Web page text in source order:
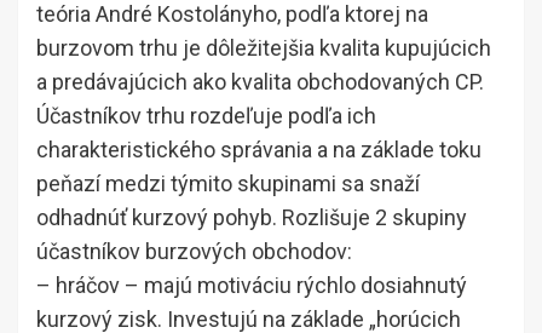
teória André Kostolányho, podľa ktorej na
burzovom trhu je dôležitejšia kvalita kupujúcich
a predávajúcich ako kvalita obchodovaných CP.
Účastníkov trhu rozdeľuje podľa ich
charakteristického správania a na základe toku
peňazí medzi týmito skupinami sa snaží
odhadnúť kurzový pohyb. Rozlišuje 2 skupiny
účastníkov burzových obchodov:
– hráčov – majú motiváciu rýchlo dosiahnutý
kurzový zisk. Investujú na základe „horúcich